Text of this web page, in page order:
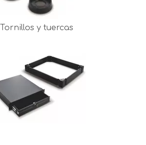
Tornillos y tuercas